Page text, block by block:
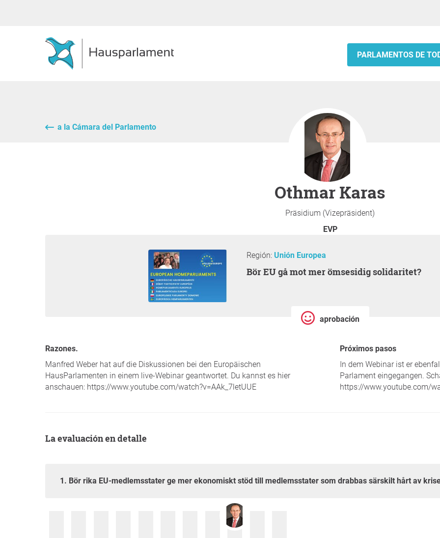
PARLAMENTOS DE
a la Cámara del Parlamento
Othmar Karas
Präsidium (Vizepräsident)
EVP
Región: Unión Europea
Bör EU gå mot mer ömsesidig solidaritet?
aprobación
Razones.
Manfred Weber hat auf die Diskussionen bei den Europäischen
HausParlamenten in einem live-Webinar geantwortet. Du kannst es hier
anschauen: https://www.youtube.com/watch?v=AAk_7letUUE
Próximos pasos
In dem Webinar ist er
Parlament eingegangen.
https://www.youtube.com/
La evaluación en detalle
1. Bör rika EU-medlemsstater ge mer ekonomiskt stöd till medlemsstater som drabbas särskilt hårt av